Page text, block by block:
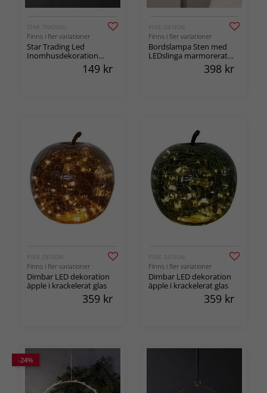
STAR TRADING
Finns i fler variationer
Star Trading Led
Inomhusdekoration
149 kr
PIXIE DESIGN
Finns i fler variationer
Bordslampa Sten med
LEDslinga marmorerat
398 kr
PIXIE DESIGN
Finns i fler variationer
Dimbar LED dekoration
äpple i krackelerat glas
359 kr
PIXIE DESIGN
Finns i fler variationer
Dimbar LED dekoration
äpple i krackelerat glas
359 kr
-24%